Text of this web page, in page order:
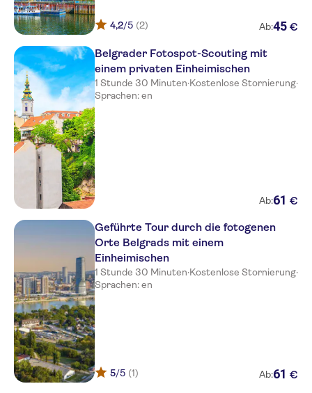
4,2/5 (2) Ab:45 €
Belgrader Fotospot-Scouting mit
einem privaten Einheimischen
1 Stunde 30 Minuten·Kostenlose Stornierung·
Sprachen: en
Ab:61 €
Geführte Tour durch die fotogenen
Orte Belgrads mit einem
Einheimischen
1 Stunde 30 Minuten·Kostenlose Stornierung·
Sprachen: en
5/5 (1) Ab:61 €